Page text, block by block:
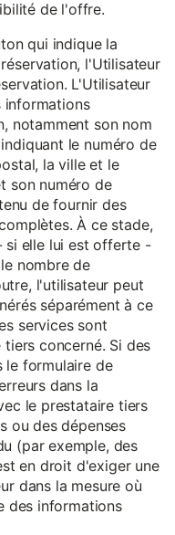
de l'offre.
qui indique la
l'Utilisateur
L'Utilisateur
informations
notamment son nom
le numéro de
la ville et le
son numéro de
de fournir des
À ce stade,
si elle lui est offerte -
nombre de
l'utilisateur peut
séparément à ce
services sont
concerné. Si des
le formulaire de
dans la
le prestataire tiers
ou des dépenses
(par exemple, des
en droit d'exiger une
dans la mesure où
des informations